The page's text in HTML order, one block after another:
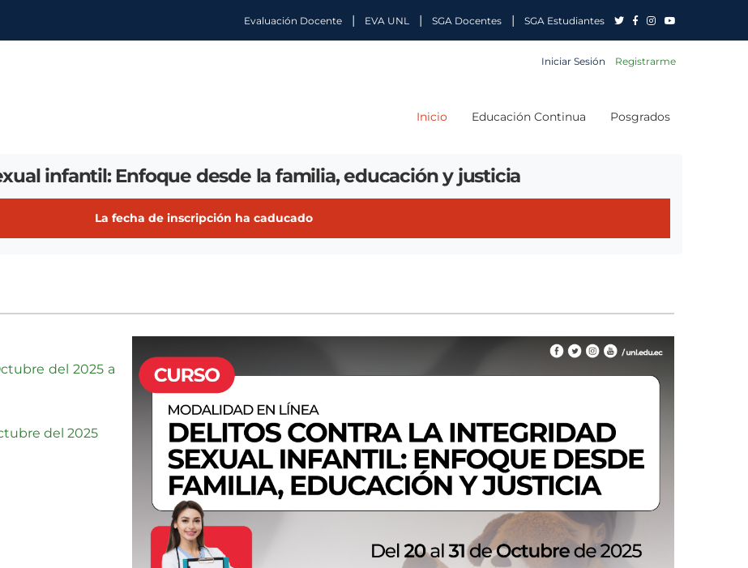
Evaluación Docente | EVA UNL | SGA Docentes | SGA Estudiantes
Iniciar Sesión Registrarme
Inicio Educación Continua Posgrados
infantil: Enfoque desde la familia, educación y justicia
La fecha de inscripción ha caducado
del 2025 a
del 2025